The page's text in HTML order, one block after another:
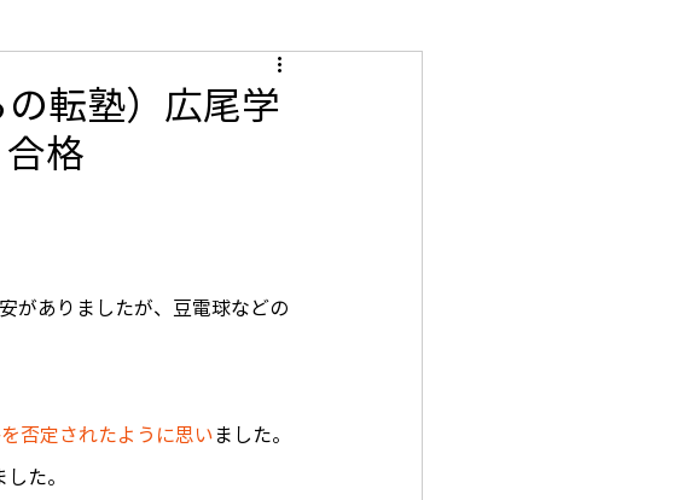
転塾）広尾学
格
がありましたが、豆電球などの
否定されたように思い ました。
た。